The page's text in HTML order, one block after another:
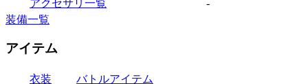
アクセサリ一覧
-
装備一覧
アイテム
衣装
バトルアイテム